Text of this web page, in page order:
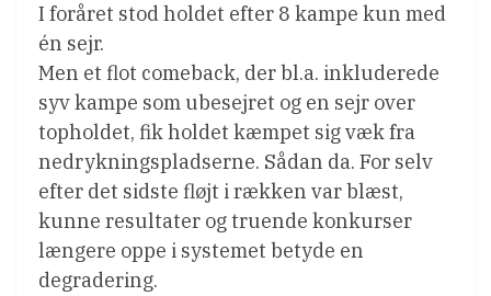
I foråret stod holdet efter 8 kampe kun med
én sejr.
Men et flot comeback, der bl.a. inkluderede
syv kampe som ubesejret og en sejr over
topholdet, fik holdet kæmpet sig væk fra
nedrykningspladserne. Sådan da. For selv
efter det sidste fløjt i rækken var blæst,
kunne resultater og truende konkurser
længere oppe i systemet betyde en
degradering.